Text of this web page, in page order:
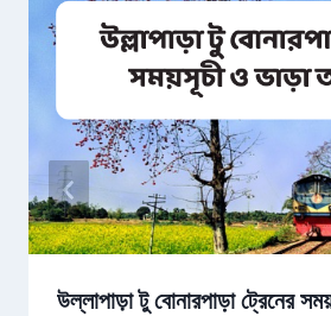
উল্লাপাড়া টু বোনারপাড়া ট্রেনের